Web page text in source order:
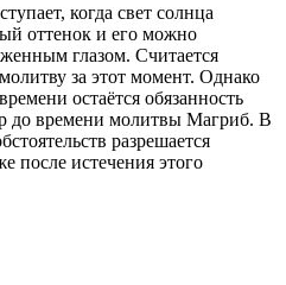
когда свет солнца
оттенок и его можно
глазом. Считается
за этот момент. Однако
остаётся обязанность
до времени молитвы Магриб. В
разрешается
после истечения этого